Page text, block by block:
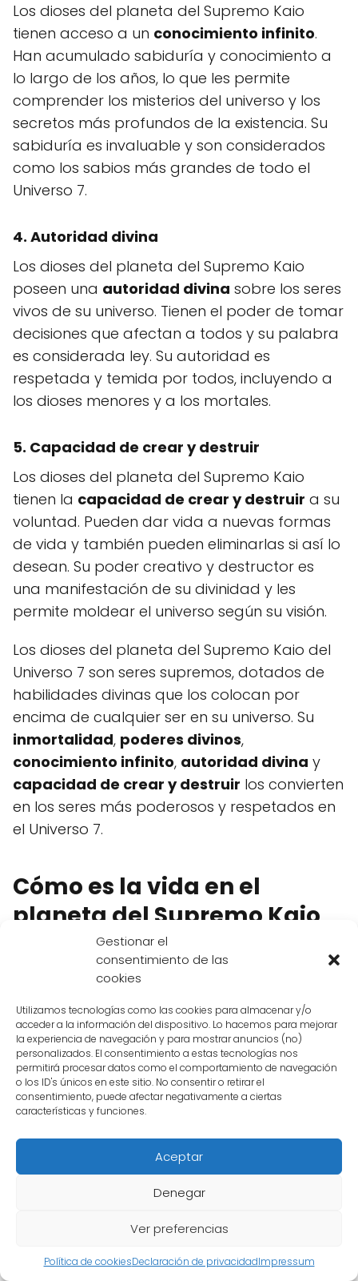
Gestionar el
consentimiento de las
cookies
Utilizamos tecnologías como las cookies para almacenar y/o
acceder a la información del dispositivo. Lo hacemos para mejorar
la experiencia de navegación y para mostrar anuncios (no)
personalizados. El consentimiento a estas tecnologías nos
permitirá procesar datos como el comportamiento de navegación
o los ID's únicos en este sitio. No consentir o retirar el
consentimiento, puede afectar negativamente a ciertas
características y funciones.
Aceptar
Denegar
Ver preferencias
Política de cookiesDeclaración de privacidadImpressum
Los dioses del planeta del Supremo Kaio
tienen acceso a un conocimiento infinito.
Han acumulado sabiduría y conocimiento a
lo largo de los años, lo que les permite
comprender los misterios del universo y los
secretos más profundos de la existencia. Su
sabiduría es invaluable y son considerados
como los sabios más grandes de todo el
Universo 7.
4. Autoridad divina
Los dioses del planeta del Supremo Kaio
poseen una autoridad divina sobre los seres
vivos de su universo. Tienen el poder de tomar
decisiones que afectan a todos y su palabra
es considerada ley. Su autoridad es
respetada y temida por todos, incluyendo a
los dioses menores y a los mortales.
5. Capacidad de crear y destruir
Los dioses del planeta del Supremo Kaio
tienen la capacidad de crear y destruir a su
voluntad. Pueden dar vida a nuevas formas
de vida y también pueden eliminarlas si así lo
desean. Su poder creativo y destructor es
una manifestación de su divinidad y les
permite moldear el universo según su visión.
Los dioses del planeta del Supremo Kaio del
Universo 7 son seres supremos, dotados de
habilidades divinas que los colocan por
encima de cualquier ser en su universo. Su
inmortalidad, poderes divinos,
conocimiento infinito, autoridad divina y
capacidad de crear y destruir los convierten
en los seres más poderosos y respetados en
el Universo 7.
Cómo es la vida en el
planeta del Supremo Kaio
El planeta delSupremo Kaiodel Universo 7 es
un lugar fascinante y misterioso. Es el hogar
considerado el centro de la galaxia. En este
artículo, exploraremos cómo es la vida en
este enigmático lugar.
El entorno celestial
El planeta del Supremo Kaio se encuentra en
un lugar privilegiado en el cosmos. Está
rodeado de hermosas y brillantes estrellas, lo
desde este planeta es simplemente
impresionante, con constelaciones y